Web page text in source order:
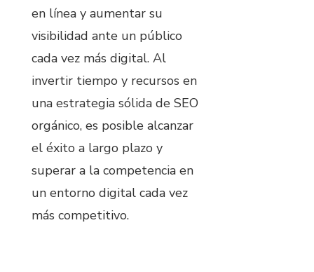
en línea y aumentar su
visibilidad ante un público
cada vez más digital. Al
invertir tiempo y recursos en
una estrategia sólida de SEO
orgánico, es posible alcanzar
el éxito a largo plazo y
superar a la competencia en
un entorno digital cada vez
más competitivo.